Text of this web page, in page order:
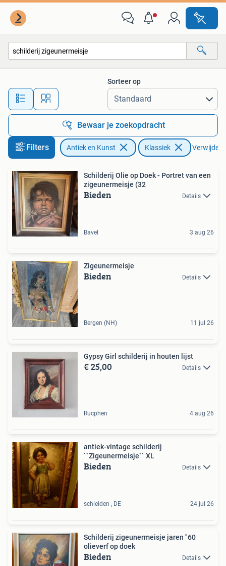
Alle afstanden…
Sorteer op
Bewaar je zoekopdracht
Filters Antiek en Kunst Klassiek Verwijder
Schilderij Olie op Doek - Portret van een
zigeunermeisje (32
Bieden Details
Bavel 3 aug 26
Zigeunermeisje
Bieden Details
Bergen (NH) 11 jul 26
Gypsy Girl schilderij in houten lijst
€ 25,00 Details
Rucphen 4 aug 26
antiek-vintage schilderij
``Zigeunermeisje`` XL
Bieden Details
schleiden , DE 24 jul 26
Schilderij zigeunermeisje jaren "60
olieverf op doek
Bieden Details